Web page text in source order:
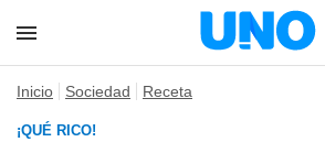
Inicio Sociedad Receta
¡QUÉ RICO!